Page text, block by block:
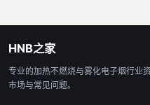
HNB之家
专业的加热不燃烧与雾化电子烟行业
市场与常见问题。